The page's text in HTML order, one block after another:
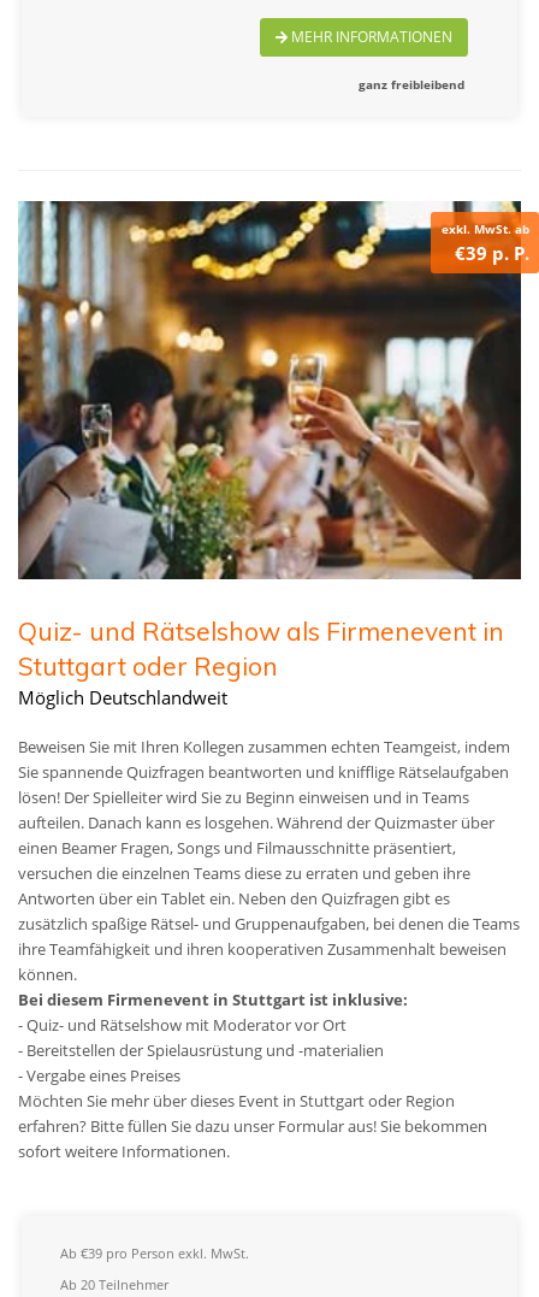
MEHR INFORMATIONEN
ganz freibleibend
exkl. MwSt. ab
€39 p. P.
Quiz- und Rätselshow als Firmenevent in
Stuttgart oder Region
Möglich Deutschlandweit
Beweisen Sie mit Ihren Kollegen zusammen echten Teamgeist, indem
Sie spannende Quizfragen beantworten und knifflige Rätselaufgaben
lösen! Der Spielleiter wird Sie zu Beginn einweisen und in Teams
aufteilen. Danach kann es losgehen. Während der Quizmaster über
einen Beamer Fragen, Songs und Filmausschnitte präsentiert,
versuchen die einzelnen Teams diese zu erraten und geben ihre
Antworten über ein Tablet ein. Neben den Quizfragen gibt es
zusätzlich spaßige Rätsel- und Gruppenaufgaben, bei denen die Teams
ihre Teamfähigkeit und ihren kooperativen Zusammenhalt beweisen
können.
Bei diesem Firmenevent in Stuttgart ist inklusive:
- Quiz- und Rätselshow mit Moderator vor Ort
- Bereitstellen der Spielausrüstung und -materialien
- Vergabe eines Preises
Möchten Sie mehr über dieses Event in Stuttgart oder Region
erfahren? Bitte füllen Sie dazu unser Formular aus! Sie bekommen
sofort weitere Informationen.
Ab €39 pro Person exkl. MwSt.
Ab 20 Teilnehmer